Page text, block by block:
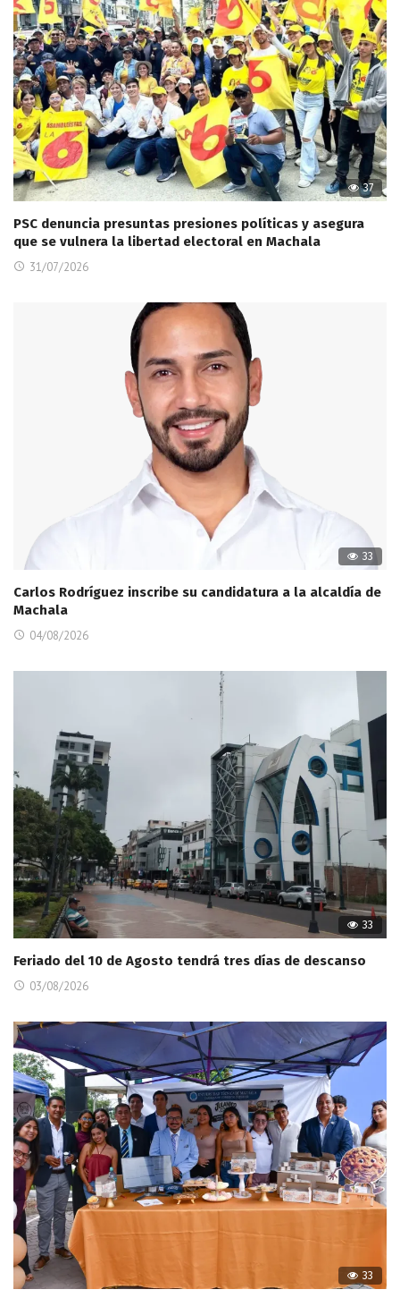
37
PSC denuncia presuntas presiones políticas y asegura
que se vulnera la libertad electoral en Machala
31/07/2026
33
Carlos Rodríguez inscribe su candidatura a la alcaldía de
Machala
04/08/2026
33
Feriado del 10 de Agosto tendrá tres días de descanso
03/08/2026
33